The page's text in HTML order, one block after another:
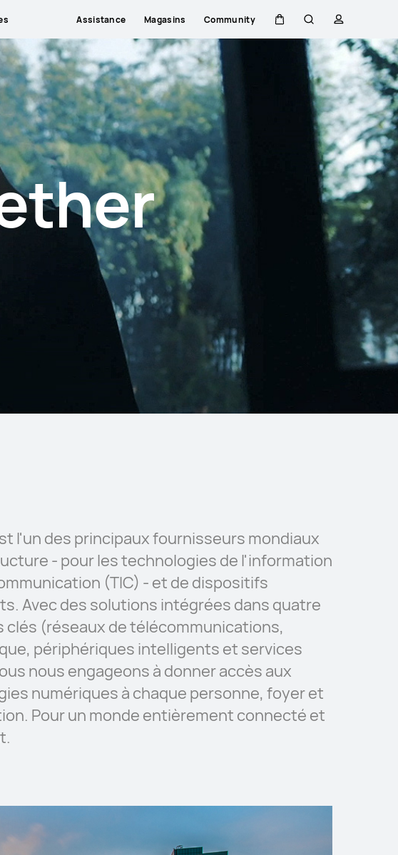
Assistance Magasins Community
CouvercleRechercher
profilClose
l'un des principaux fournisseurs mondiaux
- pour les technologies de l'information
(TIC) - et de dispositifs
Avec des solutions intégrées dans quatre
clés (réseaux de télécommunications,
périphériques intelligents et services
nous engageons à donner accès aux
numériques à chaque personne, foyer et
Pour un monde entièrement connecté et